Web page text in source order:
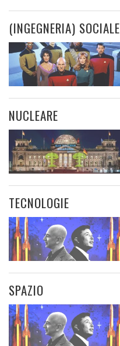
(INGEGNERIA) SOCIALE
NUCLEARE
TECNOLOGIE
SPAZIO